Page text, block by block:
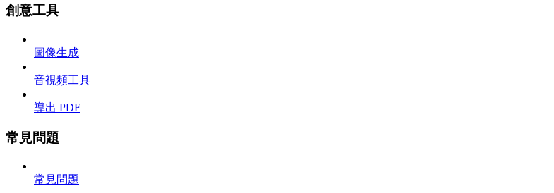
創意工具
圖像生成
音視頻工具
導出 PDF
常見問題
常見問題